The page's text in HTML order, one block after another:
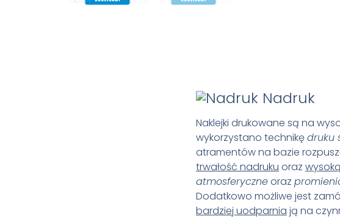
Nadruk
Naklejki drukowane są na
wykorzystano technikędruku
atramentów na bazie
trwałość nadruku oraz
atmosferyczneoraz
Dodatkowo możliwe jest
bardziej uodparnia ją na